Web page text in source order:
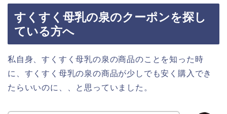
すくすく母乳の泉のクーポンを探し
ている方へ
私自身、すくすく母乳の泉の商品のことを知った時
に、すくすく母乳の泉の商品が少しでも安く購入でき
たらいいのに、、と思っていました。